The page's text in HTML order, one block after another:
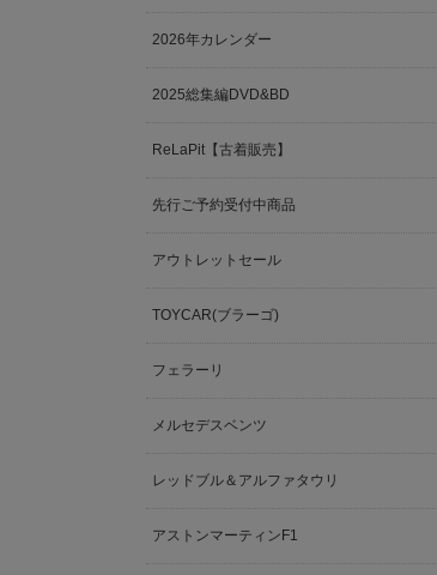
2026年カレンダー
2025総集編DVD&BD
ReLaPit【古着販売】
先行ご予約受付中商品
アウトレットセール
TOYCAR(ブラーゴ)
フェラーリ
メルセデスベンツ
レッドブル＆アルファタウリ
アストンマーティンF1